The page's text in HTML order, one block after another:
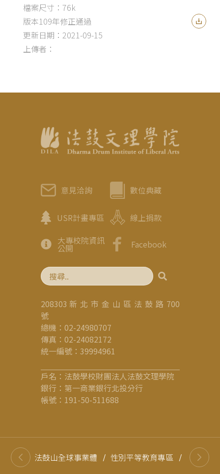
檔案尺寸：76k
版本109年修正通過
更新日期：2021-09-15
上傳者：
意見洽詢 數位典藏
USR計畫專區
線上捐款
大專校院資訊
公開 Facebook
208303 新 北 市 金 山 區 法 鼓 路 700
號
總機：02-24980707
傳真：02-24082172
統一編號：39994961
戶名：法鼓學校財團法人法鼓文理學院
銀行：第一商業銀行北投分行
帳號：191-50-511688
法鼓山全球事業體 / 性別平等教育專區 / 高等教